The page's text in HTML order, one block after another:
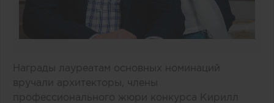
Награды лауреатам основных номинаций
вручали архитекторы, члены
профессионального жюри конкурса Кирилл